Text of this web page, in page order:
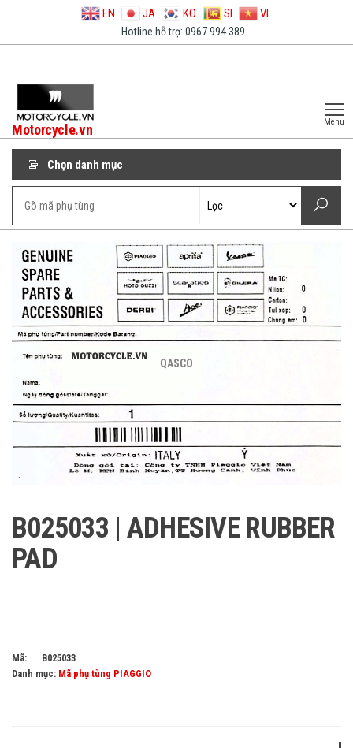
EN JA KO SI VI
Hotline hỗ trợ: 0967.994.389
Motorcycle.vn Menu
Chọn danh mục
QASCO
B025033 | ADHESIVE RUBBER
PAD
Mã:
B025033
Danh mục: Mã phụ tùng PIAGGIO